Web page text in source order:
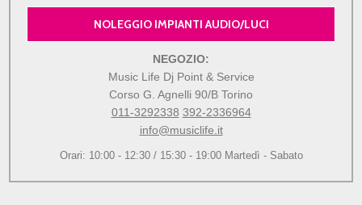
NOLEGGIO IMPIANTI AUDIO/LUCI
NEGOZIO:
Music Life Dj Point & Service
Corso G. Agnelli 90/B Torino
011-3292338 392-2336964
info@musiclife.it
Orari: 10:00 - 12:30 / 15:30 - 19:00 Martedì - Sabato